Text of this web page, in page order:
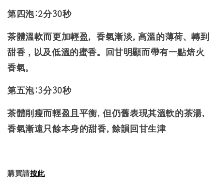
第四泡:2分30秒
茶體溫軟而更加輕盈, 香氣漸淡, 高溫的薄荷、轉到
甜香，以及低溫的蜜香。回甘明顯而帶有一點焙火
香氣。
第五泡:3分30秒
茶體削瘦而輕盈且平衡, 但仍舊表現其溫軟的茶湯,
香氣漸遠只餘本身的甜香, 餘韻回甘生津
購買請按此